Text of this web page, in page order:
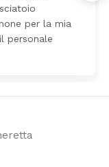
imballato dopo
rispetto la